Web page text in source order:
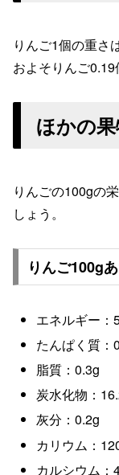
りんご1個の重さ
およそりんご0.19
ほかの果
りんごの100gの
しょう。
りんご100g
エネルギー：
たんぱく質：
脂質：0.3g
炭水化物：
灰分：0.2g
カリウム：
カルシウム：